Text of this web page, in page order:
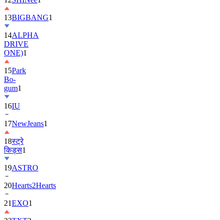
13BIGBANG1
14ALPHA
DRIVE
ONE)1
15Park
Bo-
gum1
16IU
17NewJeans1
18स्ट्रे
किड्स1
19ASTRO
20Hearts2Hearts
21EXO1